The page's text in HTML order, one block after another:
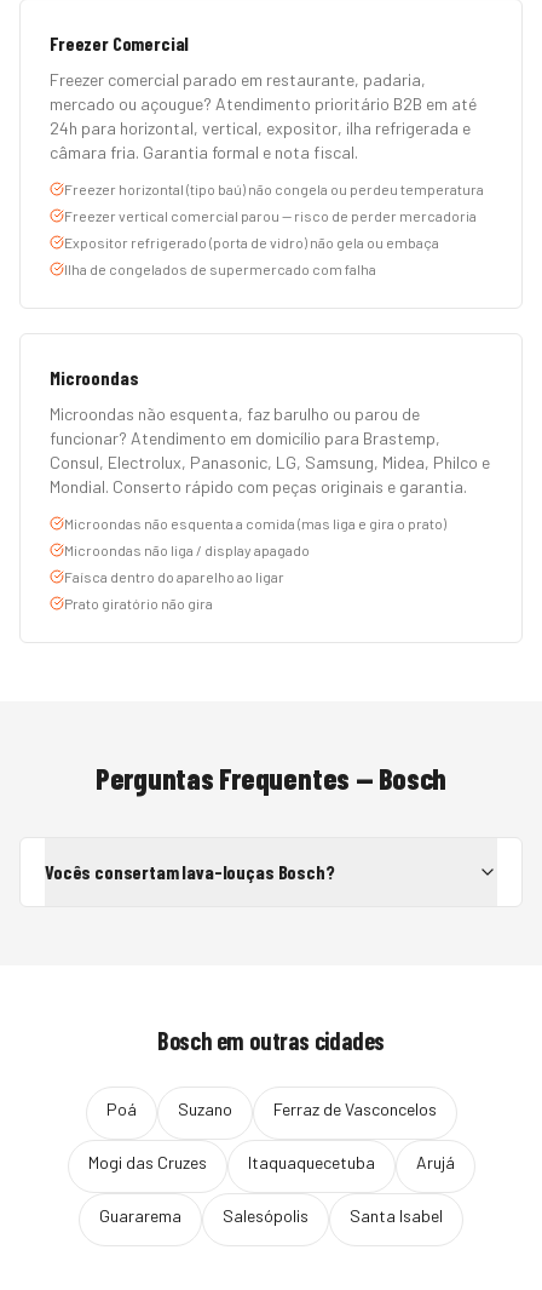
Freezer Comercial
Freezer comercial parado em restaurante, padaria,
mercado ou açougue? Atendimento prioritário B2B em até
24h para horizontal, vertical, expositor, ilha refrigerada e
câmara fria. Garantia formal e nota fiscal.
Freezer horizontal (tipo baú) não congela ou perdeu temperatura
Freezer vertical comercial parou — risco de perder mercadoria
Expositor refrigerado (porta de vidro) não gela ou embaça
Ilha de congelados de supermercado com falha
Microondas
Microondas não esquenta, faz barulho ou parou de
funcionar? Atendimento em domicílio para Brastemp,
Consul, Electrolux, Panasonic, LG, Samsung, Midea, Philco e
Mondial. Conserto rápido com peças originais e garantia.
Microondas não esquenta a comida (mas liga e gira o prato)
Microondas não liga / display apagado
Faísca dentro do aparelho ao ligar
Prato giratório não gira
Perguntas Frequentes — Bosch
Vocês consertam lava-louças Bosch?
Boschem outras cidades
Poá Suzano Ferraz de Vasconcelos
Mogi das Cruzes Itaquaquecetuba Arujá
Guararema Salesópolis Santa Isabel